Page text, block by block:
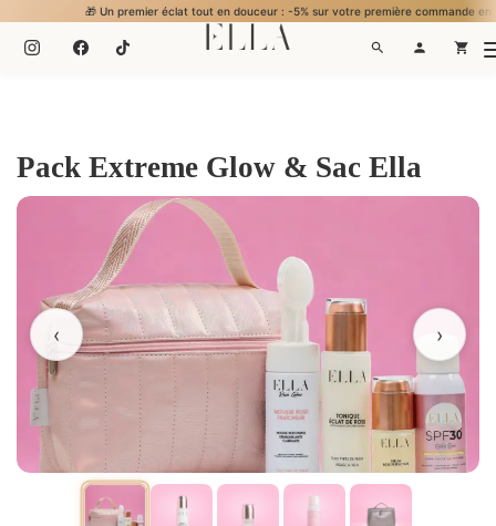
🎁 Un premier éclat tout en douceur : -5% sur votre première commande en vous
Pack Extreme Glow & Sac Ella
‹ ›